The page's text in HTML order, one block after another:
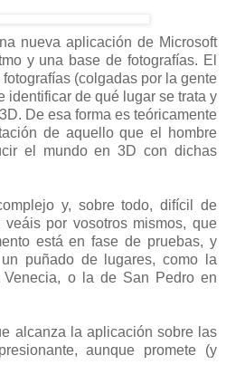
nueva aplicación de Microsoft
y una base de fotografías. El
(colgadas por la gente
identificar de qué lugar se trata y
De esa forma es teóricamente
de aquello que el hombre
el mundo en 3D con dichas
y, sobre todo, difícil de
por vosotros mismos, que
está en fase de pruebas, y
puñado de lugares, como la
o la de San Pedro en
alcanza la aplicación sobre las
aunque promete (y